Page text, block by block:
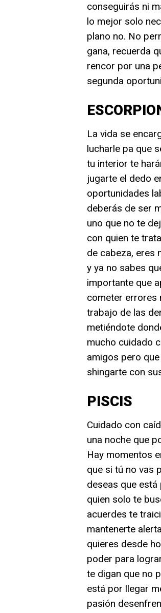
conseguirás ni
lo mejor solo
plano no. No
gana, recuerda
rencor por una
segunda
La vida se
lucharle pa que
tu interior te
jugarte el dedo
oportunidades
deberás de ser
uno que no te
con quien te
de cabeza, eres
y ya no sabes
importante que
cometer errores
trabajo de las
metiéndote
mucho cuidado
amigos pero
shingarte con
PISCIS
Cuidado con
una noche que
Hay momentos
que si tú no vas
deseas que
quien solo te
acuerdes te
mantenerte
quieres desde
poder para
te digan que no
está por llegar
pasión